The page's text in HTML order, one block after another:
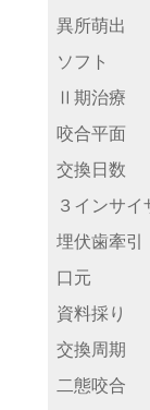
異所萌出
ソフト
Ⅱ期治療
咬合平面
交換日数
３インサイ
埋伏歯牽引
口元
資料採り
交換周期
二態咬合